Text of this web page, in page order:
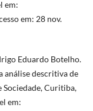
em:
em: 28 nov.
Eduardo Botelho.
análise descritiva de
Sociedade, Curitiba,
em: